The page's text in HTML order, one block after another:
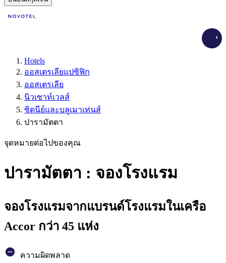
Hotels
ออสเตรเลียแปซิฟิก
ออสเตรเลีย
นิวเซาท์เวลส์
ซิดนีย์และบลูเมาเท่นส์
ปารามัตตา
จุดหมายต่อไปของคุณ
ปารามัตตา : จองโรงแรม
จองโรงแรมจากแบรนด์โรงแรมในเครือ
Accor กว่า 45 แห่ง
ความผิดพลาด